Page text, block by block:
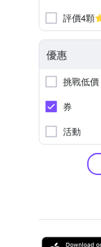
評價4顆
優惠
挑戰低價
券
活動